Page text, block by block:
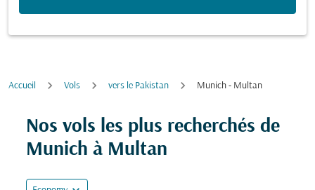
Accueil Vols vers le Pakistan Munich - Multan
Nos vols les plus recherchés de
Munich à Multan
Essayez de mettre à jour votre itinéraire (origine et/